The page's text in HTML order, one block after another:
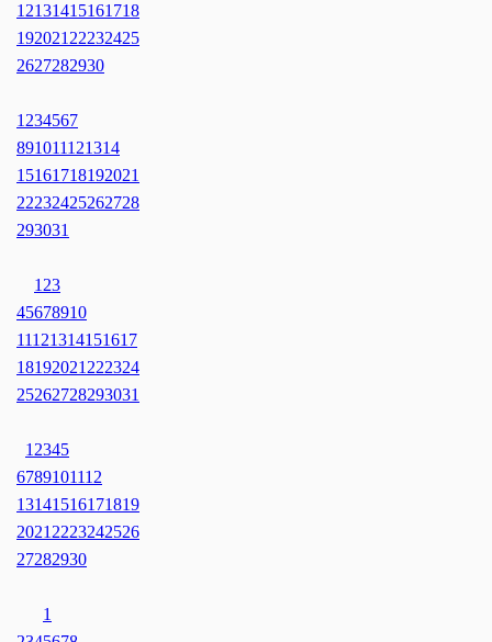
12131415161718
192021 22232425
2627282930
1 234567
891011121314
15161718192021
22232425262728
293031
1 23
45678910
11121314151617
18192021 222324
25262728293031
1 2345
6789101112
13141516171819
2021 2223242526
27282930
1